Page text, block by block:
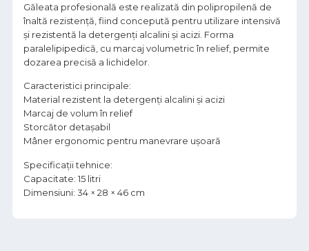
Găleata profesională este realizată din polipropilenă de
înaltă rezistență, fiind concepută pentru utilizare intensivă
și rezistentă la detergenți alcalini și acizi. Forma
paralelipipedică, cu marcaj volumetric în relief, permite
dozarea precisă a lichidelor.
Caracteristici principale:
Material rezistent la detergenți alcalini și acizi
Marcaj de volum în relief
Storcător detașabil
Mâner ergonomic pentru manevrare ușoară
Specificații tehnice:
Capacitate: 15 litri
Dimensiuni: 34 × 28 × 46 cm